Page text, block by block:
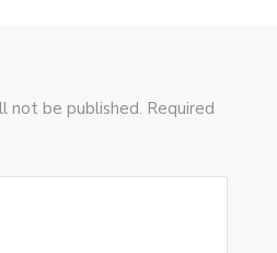
not be published. Required